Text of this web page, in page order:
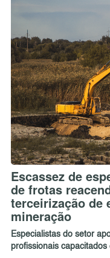
Escassez de
de frotas
terceirização de
mineração
Especialistas do setor
profissionais